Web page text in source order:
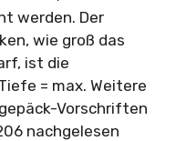
werden. Der
wie groß das
ist die
= max. Weitere
Vorschriften
nachgelesen